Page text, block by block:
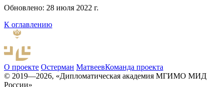
Обновлено: 28 июля 2022 г.
К оглавлению
О проекте Остерман МатвеевКоманда проекта
© 2019—2026, «Дипломатическая академия МГИМО МИД
России»